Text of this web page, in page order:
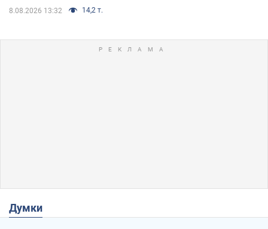
8.08.2026 13:32 14,2 т.
Думки